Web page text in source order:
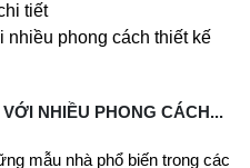
tiết
NHIỀU PHONG CÁCH...
mẫu nhà phổ biến trong các